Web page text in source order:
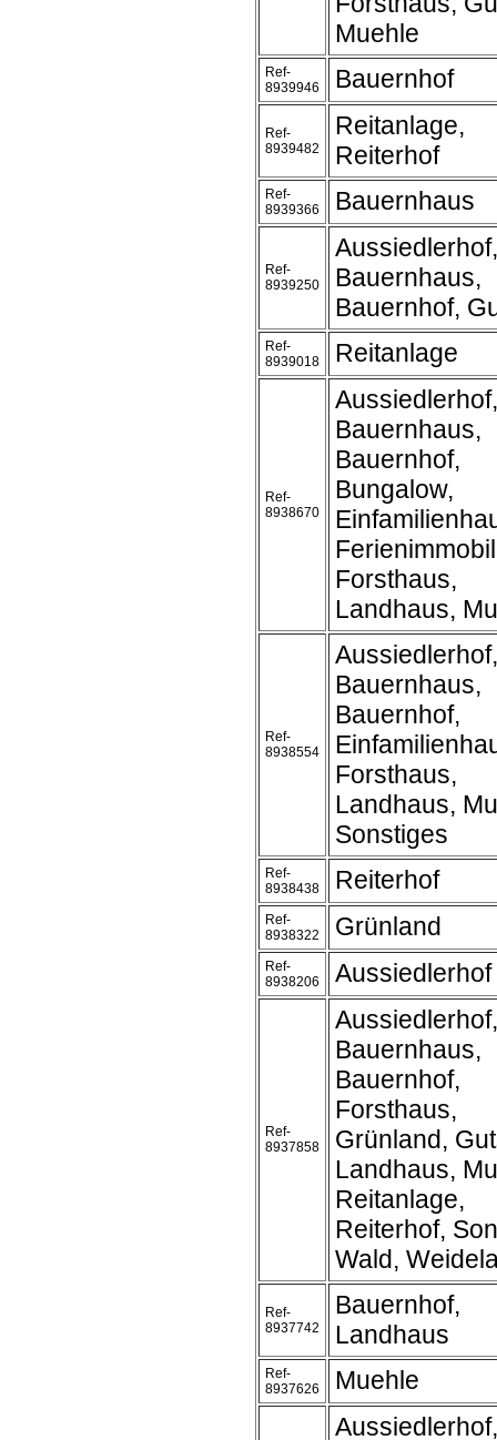
Muehle
Ref-
8939946
Bauernhof
Ref-
8939482
Reitanlage,
Reiterhof
Ref-
8939366
Bauernhaus
Ref-
8939250
Aussiedlerhof,
Bauernhaus,
Bauernhof,
Ref-
8939018
Reitanlage
Ref-
8938670
Aussiedlerhof,
Bauernhaus,
Bauernhof,
Bungalow,
Forsthaus,
Landhaus,
Ref-
8938554
Aussiedlerhof,
Bauernhaus,
Bauernhof,
Forsthaus,
Landhaus,
Sonstiges
Ref-
8938438
Reiterhof
Ref-
8938322
Grünland
Ref-
8938206
Aussiedlerhof
Ref-
8937858
Aussiedlerhof,
Bauernhaus,
Bauernhof,
Forsthaus,
Grünland,
Landhaus,
Reitanlage,
Reiterhof,
Wald,
Ref-
8937742
Bauernhof,
Landhaus
Ref-
8937626
Muehle
Aussiedlerhof,